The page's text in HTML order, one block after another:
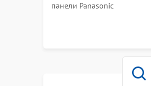
панели Panasonic